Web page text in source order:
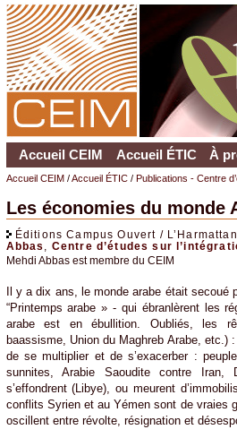
Accueil CEIM Accueil ÉTIC À
Accueil CEIM/Accueil ÉTIC/ Publications - Centre
Les économies du
Éditions Campus Ouvert /
Abbas
Centre d’études sur
Mehdi Abbas est membre du CEIM
Il y a dix ans, le monde arabe était
“Printemps arabe » - qui ébranlèrent les
arabe est en ébullition. Oubliés, les
baassisme, Union du Maghreb Arabe, etc.)
de se multiplier et de s’exacerber :
sunnites, Arabie Saoudite contre
s’effondrent (Libye), ou meurent
conflits Syrien et au Yémen sont de vraies
oscillent entre révolte, résignation et